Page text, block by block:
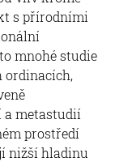
s přírodními
mnohé studie
ordinacích,
metastudií
prostředí
nižší hladinu